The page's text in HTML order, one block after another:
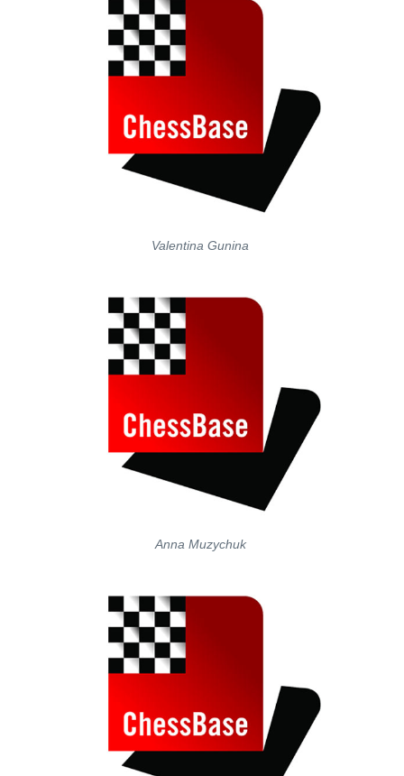
Valentina Gunina
Anna Muzychuk